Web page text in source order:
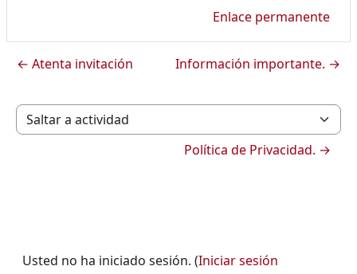
Enlace permanente
← Atenta invitación Información importante. →
Saltar a actividad
Política de Privacidad. →
Usted no ha iniciado sesión. (Iniciar sesión